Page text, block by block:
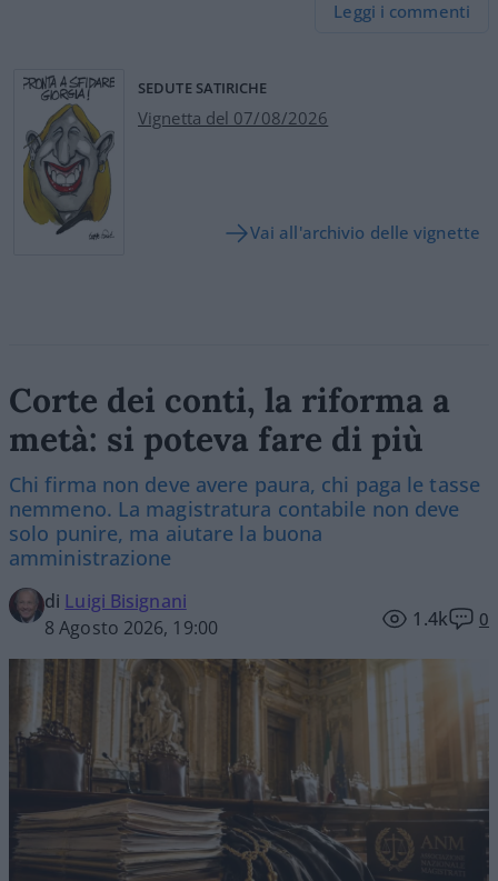
Leggi i commenti
SEDUTE SATIRICHE
Vignetta del 07/08/2026
Vai all'archivio delle vignette
Corte dei conti, la riforma a
metà: si poteva fare di più
Chi firma non deve avere paura, chi paga le tasse
nemmeno. La magistratura contabile non deve
solo punire, ma aiutare la buona
amministrazione
di Luigi Bisignani
8 Agosto 2026, 19:00
1.4k 0